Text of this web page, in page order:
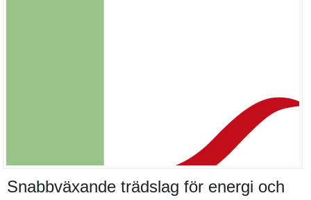
Snabbväxande trädslag för energi och